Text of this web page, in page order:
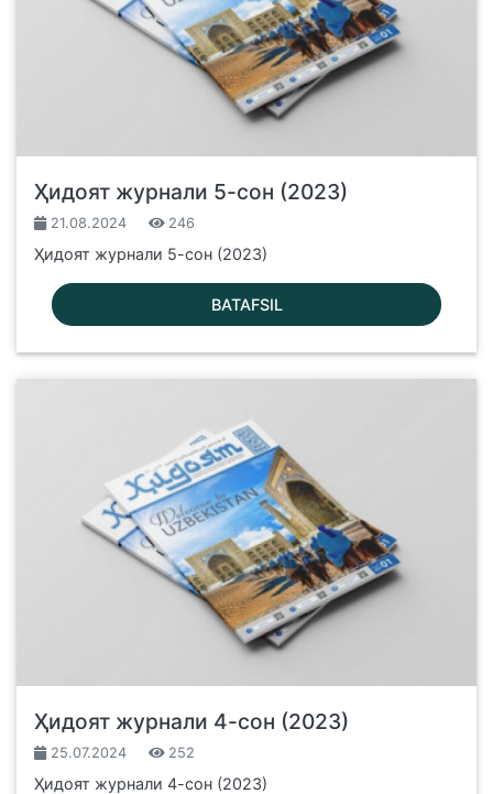
Ҳидоят журнали 5-сон (2023)
21.08.2024 246
Ҳидоят журнали 5-сон (2023)
BATAFSIL
Ҳидоят журнали 4-сон (2023)
25.07.2024 252
Ҳидоят журнали 4-сон (2023)